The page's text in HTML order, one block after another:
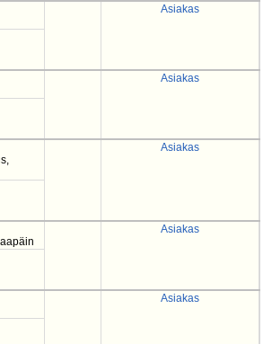
Asiakas
Asiakas
Asiakas
Asiakas
Asiakas